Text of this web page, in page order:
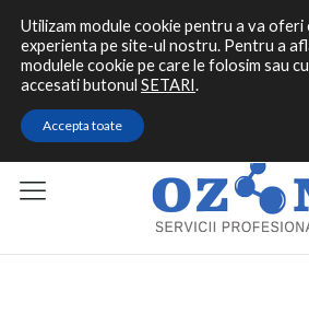
Contact rapid
0787 464 144
Utilizam module cookie pentru a va oferi
experienta pe site-ul nostru. Pentru a
modulele cookie pe care le folosim sau
accesati butonul SETARI.
Accepta toate